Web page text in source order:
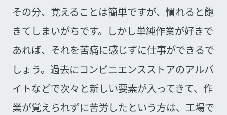
その分、覚えることは簡単ですが、慣れると飽
きてしまいがちです。しかし単純作業が好きで
あれば、それを苦痛に感じずに仕事ができるで
しょう。過去にコンビニエンスストアのアルバ
イトなどで次々と新しい要素が入ってきて、作
業が覚えられずに苦労したという方は、工場で